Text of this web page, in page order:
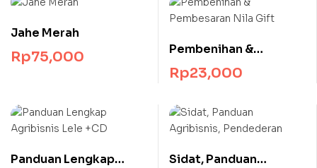
Jahe Merah
Rp75,000
Pembenihan &
Pembesaran Nila Gift
Rp23,000
Panduan Lengkap
Sidat, Panduan